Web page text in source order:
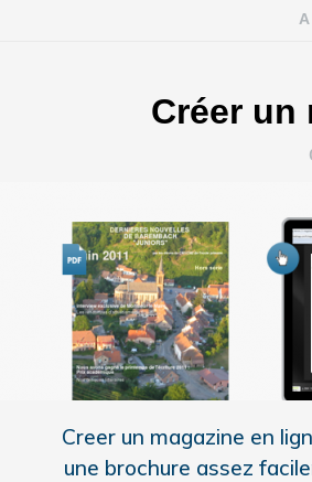
Créer un
Creer un magazine en
une brochure assez